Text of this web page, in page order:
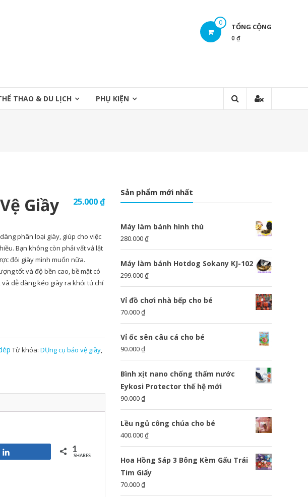
0 TỔNG CỘNG
0 ₫
THAO & DU LỊCH PHỤ KIỆN
Giầy 25.000₫
phân loại giày, giúp cho việc
Bạn không còn phải vất vả lật
đôi giày mình muốn nữa.
tốt và độ bền cao, bề mặt có
dễ dàng kéo giày ra khỏi tủ chỉ
Từ khóa:DỤng cụ bảo vệ giầy,
1
SHARES
Sản phẩm mới nhất
Máy làm bánh hình thú
280.000₫
Máy làm bánh Hotdog Sokany KJ-102
299.000₫
Vỉ đồ chơi nhà bếp cho bé
70.000₫
Vỉ ốc sên câu cá cho bé
90.000₫
Bình xịt nano chống thấm nước
Eykosi Protector thế hệ mới
90.000₫
Lều ngủ công chúa cho bé
400.000₫
Hoa Hồng Sáp 3 Bông Kèm Gấu Trái
Tim Giấy
70.000₫